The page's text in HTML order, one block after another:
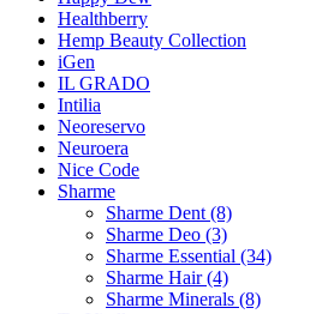
Healthberry
Hemp Beauty Collection
iGen
IL GRADO
Intilia
Neoreservo
Neuroera
Nice Code
Sharme
Sharme Dent (8)
Sharme Deo (3)
Sharme Essential (34)
Sharme Hair (4)
Sharme Minerals (8)